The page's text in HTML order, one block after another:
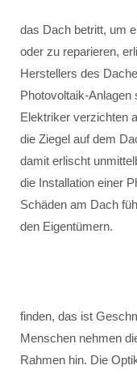
das Dach betritt, um
oder zu reparieren,
Herstellers des
Photovoltaik-Anlagen
Elektriker verzichten
die Ziegel auf dem
damit erlischt
die Installation einer
Schäden am Dach
den Eigentümern.
finden, das ist
Menschen nehmen
Rahmen hin. Die